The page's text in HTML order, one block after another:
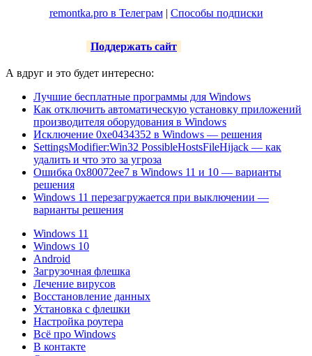
remontka.pro в Телеграм| Способы подписки
Поддержать сайт
А вдруг и это будет интересно:
Лучшие бесплатные программы для Windows
Как отключить автоматическую установку приложений
производителя оборудования в Windows
Исключение 0xe0434352 в Windows — решения
SettingsModifier:Win32 PossibleHostsFileHijack — как
удалить и что это за угроза
Ошибка 0x80072ee7 в Windows 11 и 10 — варианты
решения
Windows 11 перезагружается при выключении —
варианты решения
Windows 11
Windows 10
Android
Загрузочная флешка
Лечение вирусов
Восстановление данных
Установка с флешки
Настройка роутера
Всё про Windows
В контакте